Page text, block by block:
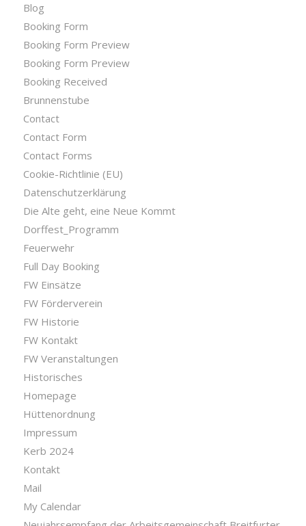
Blog
Booking Form
Booking Form Preview
Booking Form Preview
Booking Received
Brunnenstube
Contact
Contact Form
Contact Forms
Cookie-Richtlinie (EU)
Datenschutzerklärung
Die Alte geht, eine Neue Kommt
Dorffest_Programm
Feuerwehr
Full Day Booking
FW Einsätze
FW Förderverein
FW Historie
FW Kontakt
FW Veranstaltungen
Historisches
Homepage
Hüttenordnung
Impressum
Kerb 2024
Kontakt
Mail
My Calendar